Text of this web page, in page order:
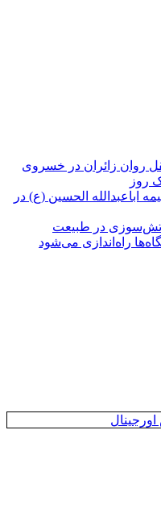
روان زائران در خسروی
اباعبدالله الحسین (ع) در
در طبیعت
راه‌اندازی می‌شود